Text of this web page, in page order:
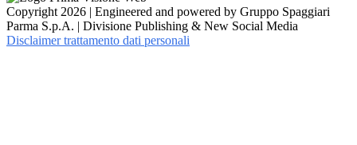
Copyright 2026 | Engineered and powered by Gruppo Spaggiari
Parma S.p.A. | Divisione Publishing & New Social Media
Disclaimer trattamento dati personali